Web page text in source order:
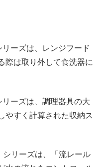
ーズは、レンジフード
際は取り外して食洗器に
ーズは、調理器具の大
やすく計算された収納ス
リーズは、「流レール